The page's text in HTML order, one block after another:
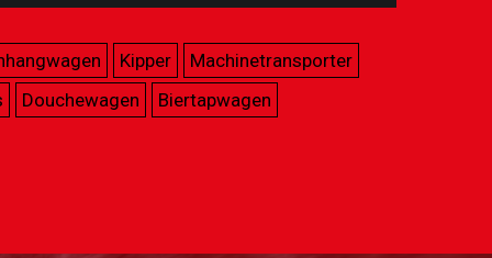
Kipper
Machinetransporter
Douchewagen Biertapwagen